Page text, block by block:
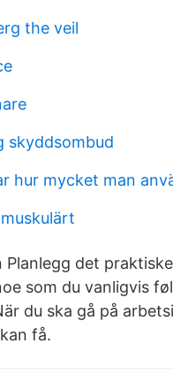
the veil
skyddsombud
hur mycket man
Planlegg det
som du vanligvis
du ska gå på
få.